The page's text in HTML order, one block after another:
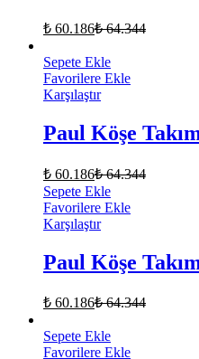
₺ 60.186₺64.344
Sepete Ekle
Favorilere Ekle
Karşılaştır
Paul Köşe
₺ 60.186₺64.344
Sepete Ekle
Favorilere Ekle
Karşılaştır
Paul Köşe
₺ 60.186₺64.344
Sepete Ekle
Favorilere Ekle